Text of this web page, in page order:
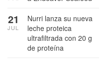
Nurri lanza su nueva
leche proteica
ultrafiltrada con 20 g
de proteína
21
JUL